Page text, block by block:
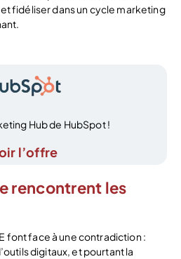
fidéliser dans un cycle marketing
Hub de HubSpot !
l’offre
rencontrent les
font face à une contradiction :
digitaux, et pourtant la